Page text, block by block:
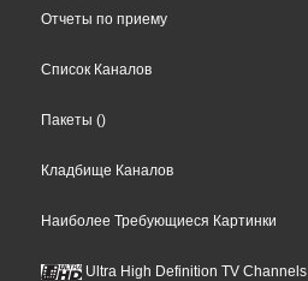
Отчеты по приему
Список Каналов
Пакеты ()
Кладбище Каналов
Наиболее Требующиеся Картинки
Ultra High Definition TV Channels